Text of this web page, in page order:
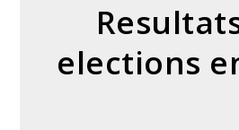
elections